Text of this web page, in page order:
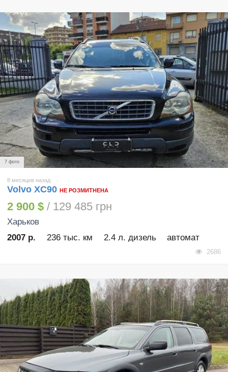
7 фото
8 месяцев назад
Volvo XC90 НЕ РОЗМИТНЕНА
2 900 $ / 129 485 грн
Харьков
2007 р.
236 тыс. км 2.4 л. дизель автомат
2686